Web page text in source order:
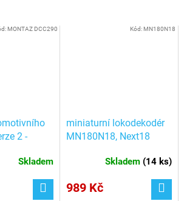
2 -
Skladem
MONTAZ DCC290
miniaturní lokodekodér
MN180N18, Next18
Skladem (14 ks)
989 Kč
Kód:MN180N18